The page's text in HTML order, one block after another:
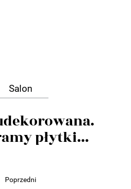
Salon
płytki...
Poprzedni